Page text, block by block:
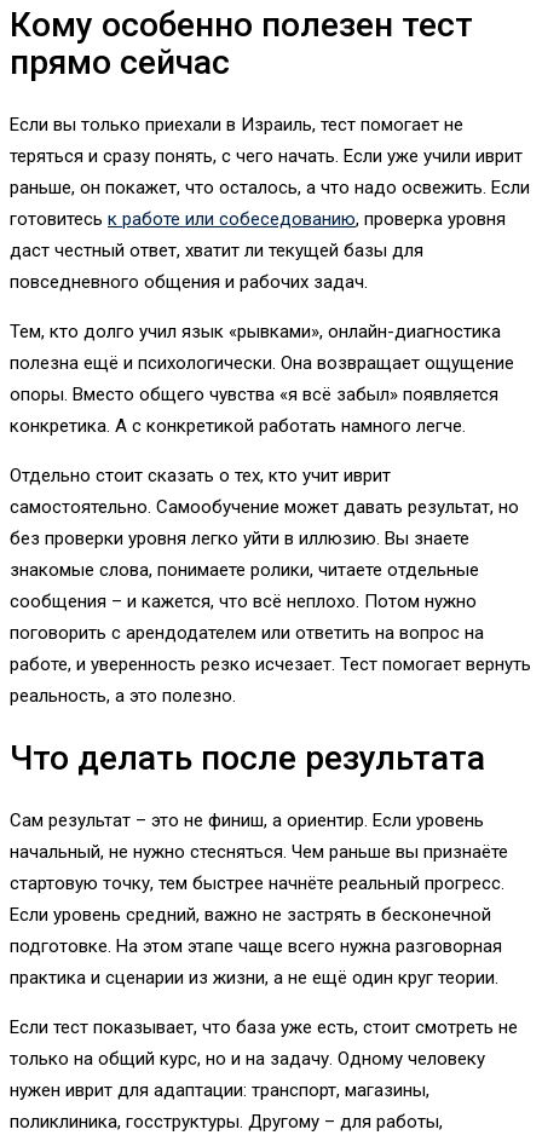
Кому особенно полезен тест
прямо сейчас
Если вы только приехали в Израиль, тест помогает не
теряться и сразу понять, с чего начать. Если уже учили иврит
раньше, он покажет, что осталось, а что надо освежить. Если
готовитесь к работе или собеседованию, проверка уровня
даст честный ответ, хватит ли текущей базы для
повседневного общения и рабочих задач.
Тем, кто долго учил язык «рывками», онлайн-диагностика
полезна ещё и психологически. Она возвращает ощущение
опоры. Вместо общего чувства «я всё забыл» появляется
конкретика. А с конкретикой работать намного легче.
Отдельно стоит сказать о тех, кто учит иврит
самостоятельно. Самообучение может давать результат, но
без проверки уровня легко уйти в иллюзию. Вы знаете
знакомые слова, понимаете ролики, читаете отдельные
сообщения – и кажется, что всё неплохо. Потом нужно
поговорить с арендодателем или ответить на вопрос на
работе, и уверенность резко исчезает. Тест помогает вернуть
реальность, а это полезно.
Что делать после результата
Сам результат – это не финиш, а ориентир. Если уровень
начальный, не нужно стесняться. Чем раньше вы признаёте
стартовую точку, тем быстрее начнёте реальный прогресс.
Если уровень средний, важно не застрять в бесконечной
подготовке. На этом этапе чаще всего нужна разговорная
практика и сценарии из жизни, а не ещё один круг теории.
Если тест показывает, что база уже есть, стоит смотреть не
только на общий курс, но и на задачу. Одному человеку
нужен иврит для адаптации: транспорт, магазины,
поликлиника, госструктуры. Другому – для работы,